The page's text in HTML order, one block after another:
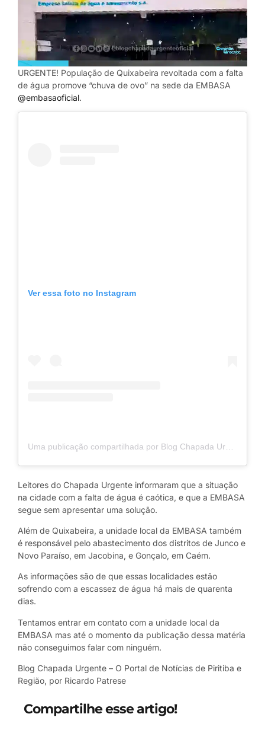
URGENTE! População de Quixabeira revoltada com a falta
de água promove “chuva de ovo” na sede da EMBASA
@embasaoficial.
Ver essa foto no Instagram
Leitores do Chapada Urgente informaram que a situação
na cidade com a falta de água é caótica, e que a EMBASA
segue sem apresentar uma solução.
Além de Quixabeira, a unidade local da EMBASA também
é responsável pelo abastecimento dos distritos de Junco e
Novo Paraíso, em Jacobina, e Gonçalo, em Caém.
As informações são de que essas localidades estão
sofrendo com a escassez de água há mais de quarenta
dias.
Tentamos entrar em contato com a unidade local da
EMBASA mas até o momento da publicação dessa matéria
não conseguimos falar com ninguém.
Blog Chapada Urgente – O Portal de Notícias de Piritiba e
Região, por Ricardo Patrese
Compartilhe esse artigo!